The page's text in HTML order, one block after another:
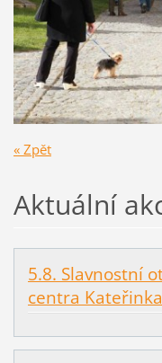
« Zpět
Aktuální
5.8. Slavnostní
centra Kateřinka